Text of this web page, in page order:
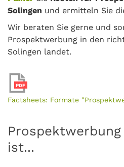
Solingen und ermitteln Sie
Wir beraten Sie gerne und
Prospektwerbung in den
Solingen landet.
PDF
Factsheets: Formate
ist...